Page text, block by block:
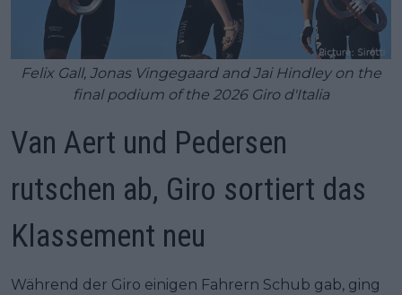
Felix Gall, Jonas Vingegaard and Jai Hindley on the
final podium of the 2026 Giro d'Italia
Van Aert und Pedersen
rutschen ab, Giro sortiert das
Klassement neu
Während der Giro einigen Fahrern Schub gab, ging